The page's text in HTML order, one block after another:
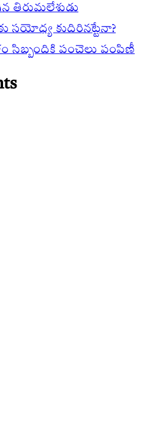
తిరుమలేశుడు
సయోధ్య కుదిరినట్టేనా?
సిబ్బందికి పంచెలు పంపిణీ